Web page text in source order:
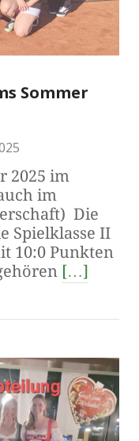
Sommer
2025 im
im
Die
Spielklasse II
10:0 Punkten
[…]